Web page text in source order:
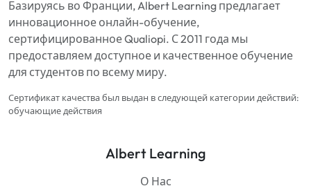
Базируясь во Франции, Albert Learning предлагает
инновационное онлайн-обучение,
сертифицированное Qualiopi. С 2011 года мы
предоставляем доступное и качественное обучение
для студентов по всему миру.
Сертификат качества был выдан в следующей категории действий:
обучающие действия
Albert Learning
О Нас